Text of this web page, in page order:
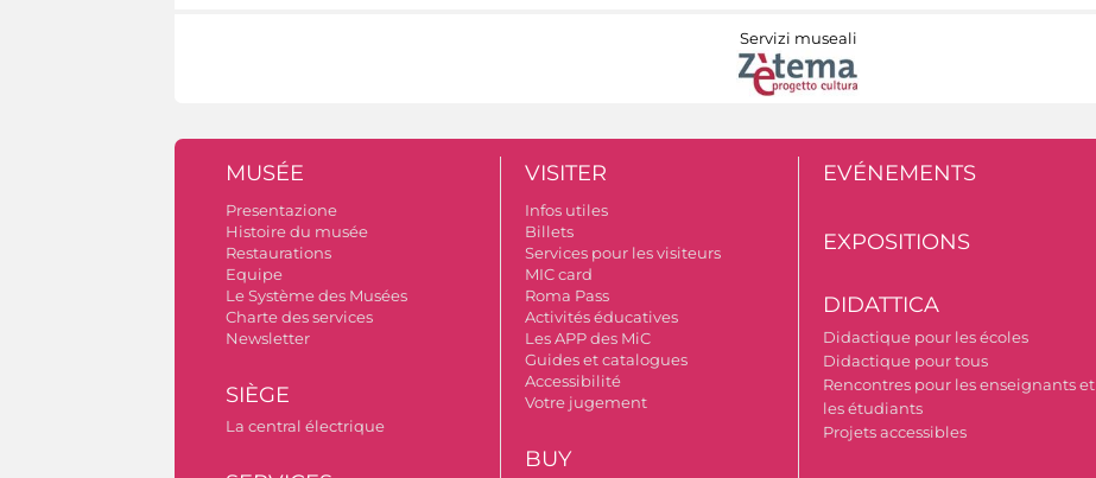
Servizi museali
MUSÉE
Presentazione
Histoire du musée
Restaurations
Equipe
Le Système des Musées
Charte des services
Newsletter
SIÈGE
La central électrique
VISITER
Infos utiles
Billets
Services pour les visiteurs
MIC card
Roma Pass
Activités éducatives
Les APP des MiC
Guides et catalogues
Accessibilité
Votre jugement
BUY
EVÉNEMENTS
EXPOSITIONS
DIDATTICA
Didactique pour les écoles
Didactique pour tous
Rencontres pour les enseignants et
les étudiants
Projets accessibles